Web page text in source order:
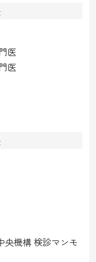
医
医
央機構 検診マンモ